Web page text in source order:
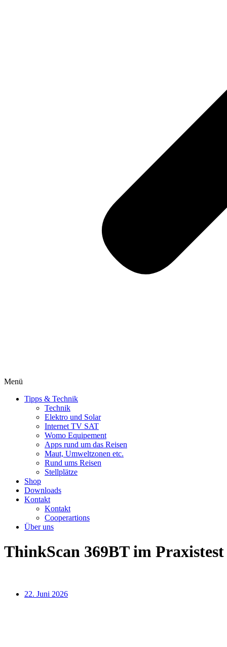
Menü
Tipps & Technik
Technik
Elektro und Solar
Internet TV SAT
Womo Equipement
Apps rund um das Reisen
Maut, Umweltzonen etc.
Rund ums Reisen
Stellplätze
Shop
Downloads
Kontakt
Kontakt
Cooperartions
Über uns
ThinkScan 369BT im Praxistest
22. Juni 2026